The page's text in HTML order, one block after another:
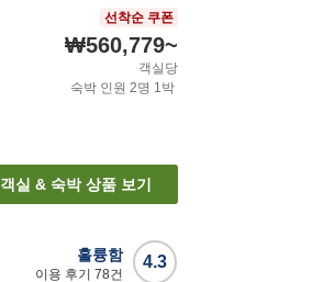
선착순 쿠폰
₩560,779~
객실당
숙박 인원 2명 1박
객실 & 숙박 상품 보기
4.3
훌륭함
이용 후기 78건